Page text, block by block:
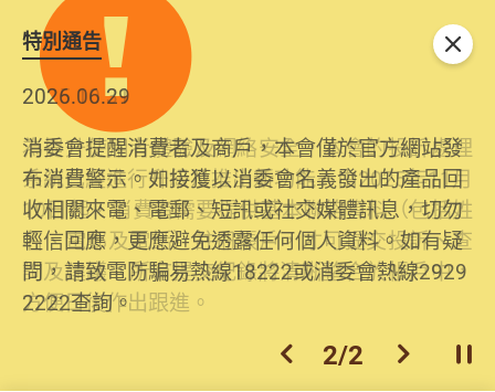
特別通告
2026.06.29
消委會提醒消費者及商戶，本會僅於官方網站發
布消費警示。如接獲以消委會名義發出的產品回
收相關來電、電郵、短訊或社交媒體訊息，切勿
輕信回應，更應避免透露任何個人資料。如有疑
問，請致電防騙易熱線18222或消委會熱線2929
2222查詢。
2025.10.31
為提升使用者體驗及網絡安全，本會的投訴處理
系統已經進行升級及推出新功能。由2025年11月
10日起，消費者需要提供基本聯絡資料（包括姓
名、電郵及電話）註冊帳戶，才可提交投訴、查
詢及建議。所有提交紀錄將清晰整合於帳戶中，
方便日後作出跟進。
上一個
2/2 下一個開
關閉